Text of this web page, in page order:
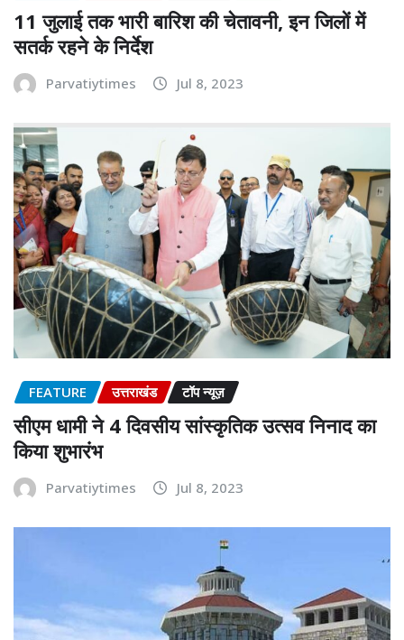
11 जुलाई तक भारी बारिश की चेतावनी, इन जिलों में
सतर्क रहने के निर्देश
Parvatiytimes Jul 8, 2023
FEATURE उत्तराखंड टॉप न्यूज़
सीएम धामी ने 4 दिवसीय सांस्कृतिक उत्सव निनाद का
किया शुभारंभ
Parvatiytimes Jul 8, 2023